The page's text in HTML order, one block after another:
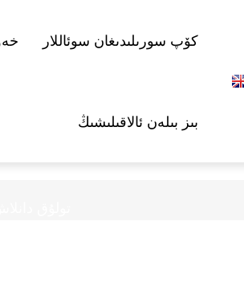
كۆپ سورىلىدىغان سوئاللار
بىز بىلەن ئالاقىلىشىڭ